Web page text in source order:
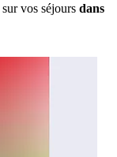
sur vos séjours dans